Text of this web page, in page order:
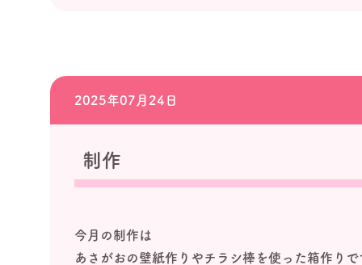
2025年07月24日
制作
今月の制作は
あさがおの壁紙作りやチラシ棒を使った箱作りで